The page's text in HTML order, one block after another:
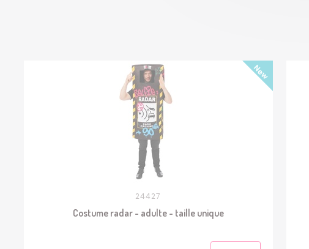
24427
Costume radar - adulte - taille unique